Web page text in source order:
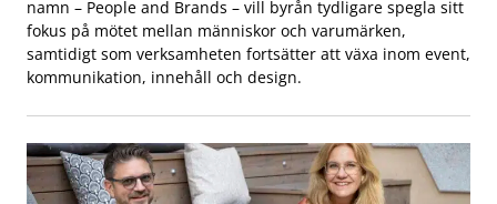
namn – People and Brands – vill byrån tydligare spegla sitt
fokus på mötet mellan människor och varumärken,
samtidigt som verksamheten fortsätter att växa inom event,
kommunikation, innehåll och design.